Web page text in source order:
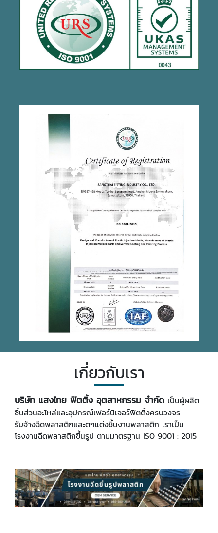
เกี่ยวกับเรา
บริษัท แสงไทย ฟิตติ้ง อุตสาหกรรม จำกัด เป็นผู้ผลิต
ชิ้นส่วนอะไหล่และอุปกรณ์เฟอร์นิเจอร์ฟิตติ้งครบวงจร
รับจ้างฉีดพลาสติกและตกแต่งชิ้นงานพลาสติก เราเป็น
โรงงานฉีดพลาสติกขึ้นรูป ตามมาตรฐาน ISO 9001 : 2015